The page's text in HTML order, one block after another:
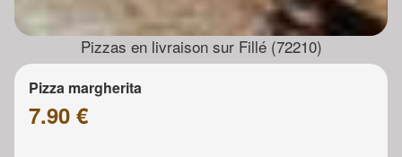
Pizzas en livraison sur Fillé (72210)
Pizza margherita
7.90 €